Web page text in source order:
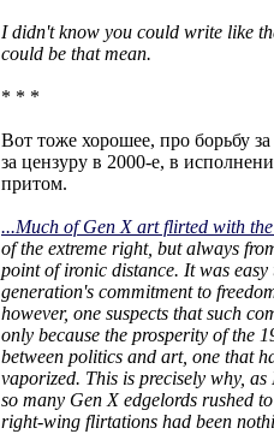
I didn't know you could write like
could be that mean.
* * *
Вот тоже хорошее, про борьбу
за цензуру в 2000-е, в
притом.
...Much of Gen X art flirted with
of the extreme right, but always
point of ironic distance. It was
generation's commitment to
however, one suspects that such
only because the prosperity of the
between politics and art, one that
vaporized. This is precisely why,
so many Gen X edgelords rushed
right-wing flirtations had been